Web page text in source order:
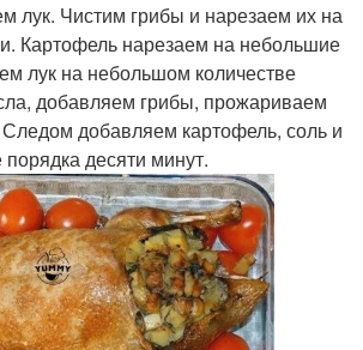
лук. Чистим грибы и нарезаем их на
Картофель нарезаем на небольшие
лук на небольшом количестве
добавляем грибы, прожариваем
добавляем картофель, соль и
десяти минут.